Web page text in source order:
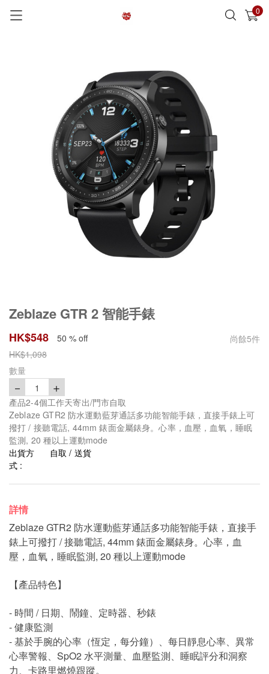
0
已加入購物車 查看
Zeblaze GTR 2 智能手錶
HK$548 50 % off 尚餘5件
HK$1,098
數量
－ 1 ＋
產品2-4個工作天寄出/門市自取
Zeblaze GTR2 防水運動藍芽通話多功能智能手錶，直接手錶上可
撥打 / 接聽電話, 44mm 錶面金屬錶身。心率，血壓，血氧，睡眠
監測, 20 種以上運動mode
出貨方
式 :
自取 / 送貨
詳情
Zeblaze GTR2 防水運動藍芽通話多功能智能手錶，直接手
錶上可撥打 / 接聽電話, 44mm 錶面金屬錶身。心率，血
壓，血氧，睡眠監測, 20 種以上運動mode
【產品特色】
- 時間 / 日期、鬧鐘、定時器、秒錶
- 健康監測
- 基於手腕的心率（恆定，每分鐘）、每日靜息心率、異常
心率警報、SpO2 水平測量、血壓監測、睡眠評分和洞察
力、卡路里燃燒跟蹤。